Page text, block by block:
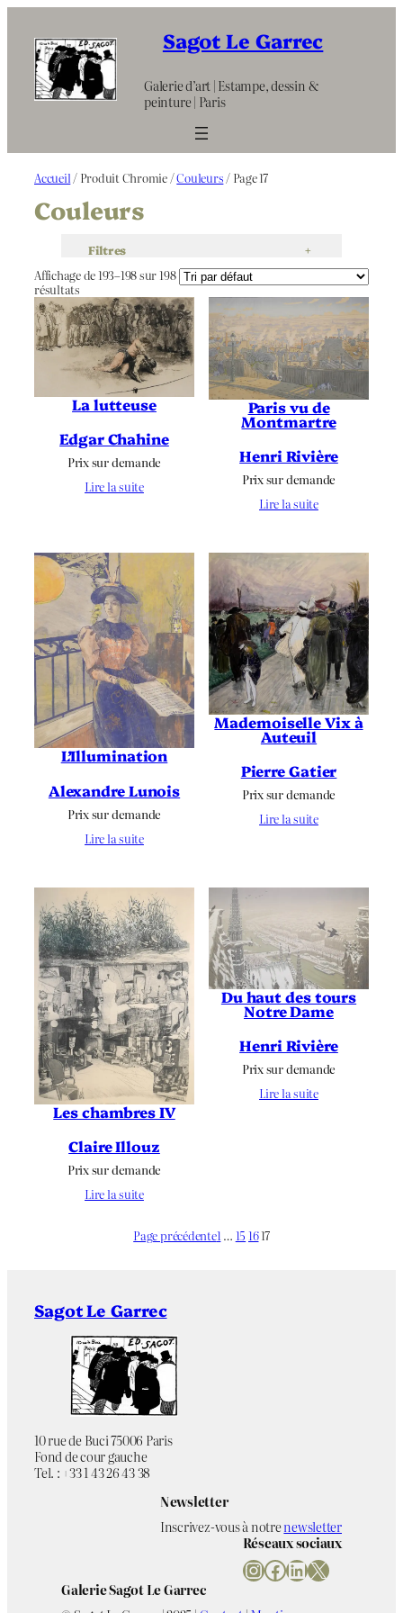
contenu
Sagot Le Garrec
Galerie d’art | Estampe, dessin &
peinture | Paris
Accueil / Produit Chromie /Couleurs / Page 17
Couleurs
Filtres +
Affichage de 193–198 sur 198
résultats
La lutteuse
Edgar Chahine
Prix sur demande
Lire la suite
Paris vu de
Montmartre
Henri Rivière
Prix sur demande
Lire la suite
L’Illumination
Alexandre Lunois
Prix sur demande
Lire la suite
Mademoiselle Vix à
Auteuil
Pierre Gatier
Prix sur demande
Lire la suite
Les chambres IV
Claire Illouz
Prix sur demande
Lire la suite
Du haut des tours
Notre Dame
Henri Rivière
Prix sur demande
Lire la suite
Page précédente1… 15 1617
Sagot Le Garrec
10 rue de Buci 75006 Paris
Fond de cour gauche
Tel. : +33 1 43 26 43 38
Newsletter
Inscrivez-vous à notrenewsletter
Réseaux sociaux
InstagramFacebook LinkedIn X
Galerie Sagot Le Garrec